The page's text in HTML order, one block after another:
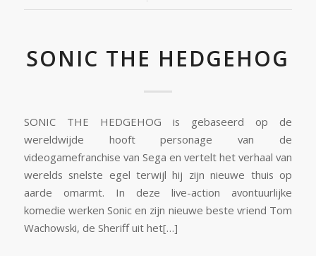
SONIC THE HEDGEHOG
SONIC THE HEDGEHOG is gebaseerd op de
wereldwijde hooft personage van de
videogamefranchise van Sega en vertelt het verhaal van
werelds snelste egel terwijl hij zijn nieuwe thuis op
aarde omarmt. In deze live-action avontuurlijke
komedie werken Sonic en zijn nieuwe beste vriend Tom
Wachowski, de Sheriff uit het[…]